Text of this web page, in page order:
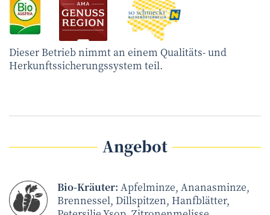
Dieser Betrieb nimmt an einem Qualitäts- und
Herkunftssicherungssystem teil.
Angebot
Bio-Kräuter: Apfelminze, Ananasminze,
Brennessel, Dillspitzen, Hanfblätter,